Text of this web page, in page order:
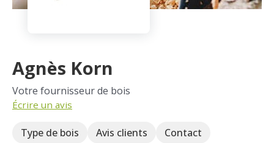
Agnès Korn
Votre fournisseur de bois
Écrire un avis
Type de bois Avis clients Contact